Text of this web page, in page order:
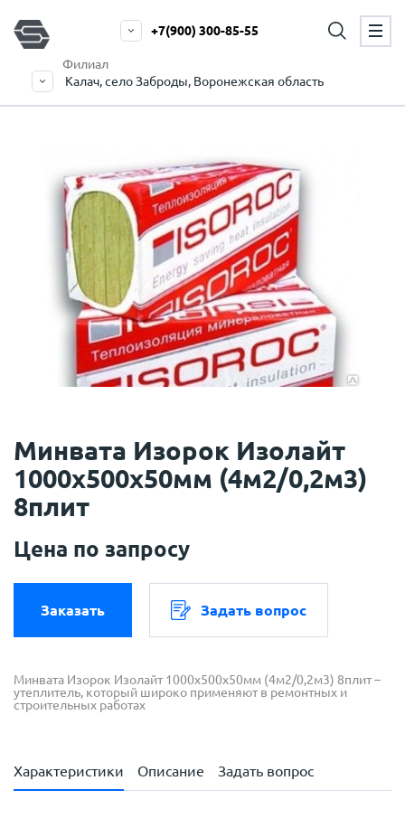
Филиал
Калач, село Заброды, Воронежская область
+7(900) 300-85-55
Минвата Изорок Изолайт
1000х500х50мм (4м2/0,2м3)
8плит
Цена по запросу
Заказать Задать вопрос
Минвата Изорок Изолайт 1000х500х50мм (4м2/0,2м3) 8плит –
утеплитель, который широко применяют в ремонтных и
строительных работах
Характеристики Описание Задать вопрос